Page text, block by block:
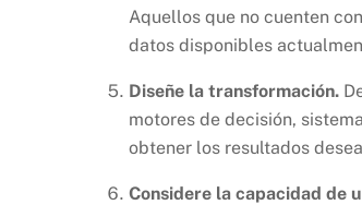
Aquellos que no cuenten
datos disponibles
Diseñe la transformación.
motores de decisión,
obtener los resultados
Considere la capacidad de